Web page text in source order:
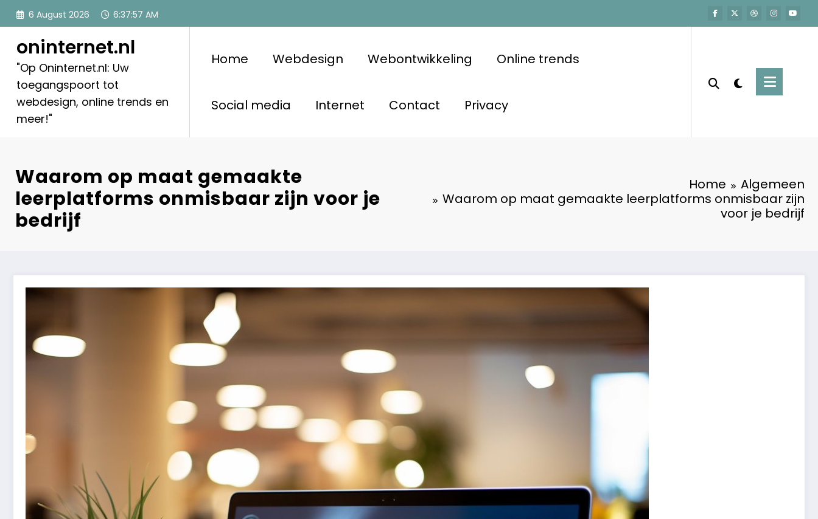
Skip
6 August 2026 6:37:58 AM
oninternet.nl
"Op Oninternet.nl: Uw
toegangspoort tot
webdesign, online trends en
meer!"
Home Webdesign Webontwikkeling Online trends
Social media Internet Contact Privacy
Waarom op maat gemaakte
leerplatforms onmisbaar zijn voor je
bedrijf
Home
Algemeen
Waarom op maat gemaakte leerplatforms onmisbaar zijn
voor je bedrijf